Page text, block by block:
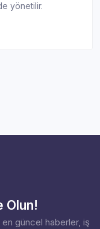
yönetilir.
Olun!
güncel haberler, iş